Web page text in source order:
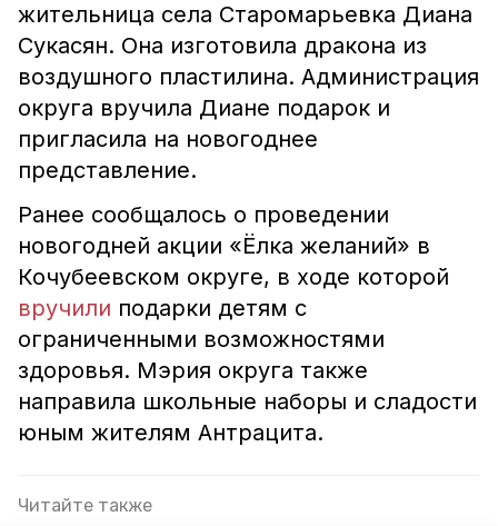
жительница села Старомарьевка Диана
Сукасян. Она изготовила дракона из
воздушного пластилина. Администрация
округа вручила Диане подарок и
пригласила на новогоднее
представление.
Ранее сообщалось о проведении
новогодней акции «Ёлка желаний» в
Кочубеевском округе, в ходе которой
вручили подарки детям с
ограниченными возможностями
здоровья. Мэрия округа также
направила школьные наборы и сладости
юным жителям Антрацита.
Читайте также